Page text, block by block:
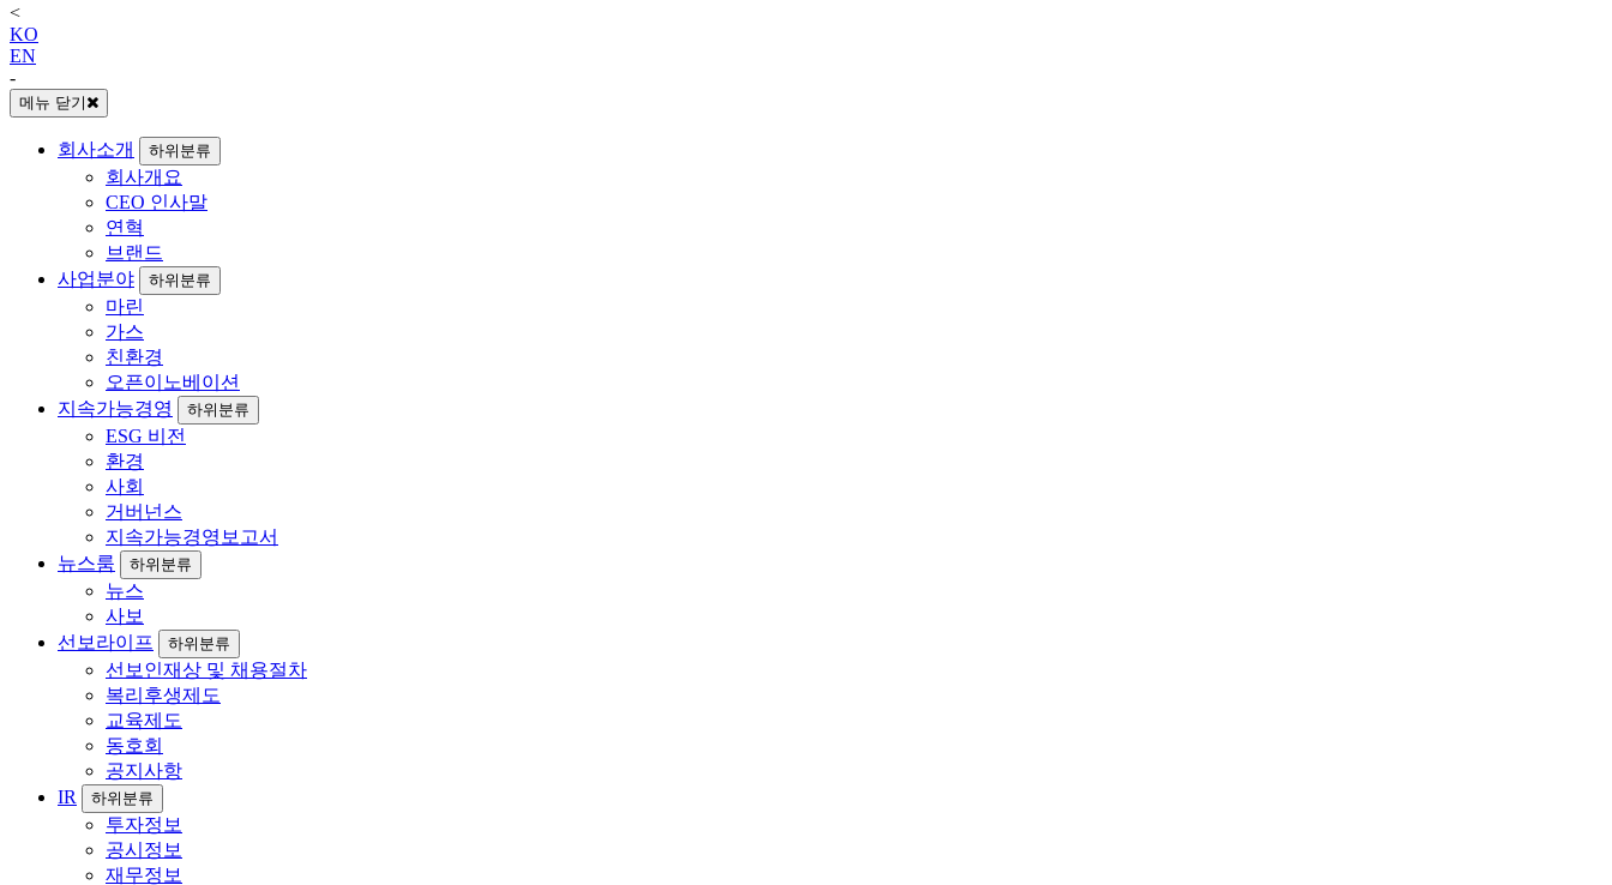
<
KO
EN
-
메뉴 닫기
회사소개 하위분류
회사개요
CEO 인사말
연혁
브랜드
사업분야
하위분류
마린
가스
친환경
오픈이노베이션
지속가능경영
하위분류
ESG 비전
환경
사회
거버넌스
지속가능경영보고서
뉴스룸
하위분류
뉴스
사보
선보라이프
하위분류
선보인재상 및 채용절차
복리후생제도
교육제도
동호회
공지사항
IR
하위분류
투자정보
공시정보
재무정보